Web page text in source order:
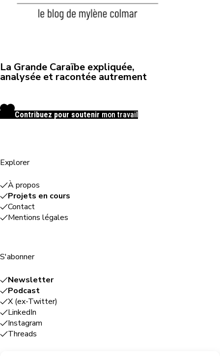
La Grande Caraïbe expliquée,
analysée et racontée autrement
Contribuez pour soutenir mon travail
Explorer
À propos
Projets en cours
Contact
Mentions légales
S'abonner
Newsletter
Podcast
X (ex-Twitter)
LinkedIn
Instagram
Threads